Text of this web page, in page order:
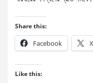
Share this:
Facebook X
Like this: